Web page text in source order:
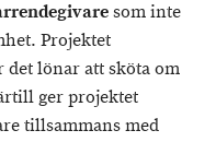
som inte
Projektet
lönar att sköta om
ger projektet
tillsammans med